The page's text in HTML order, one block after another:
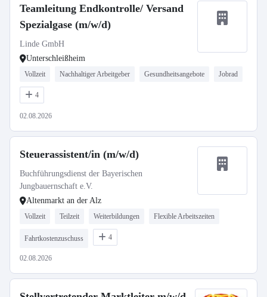
Teamleitung Endkontrolle/ Versand
Spezialgase (m/w/d)
Linde GmbH
Unterschleißheim
Vollzeit Nachhaltiger Arbeitgeber Gesundheitsangebote Jobrad
4
02.08.2026
Steuerassistent/in (m/w/d)
Buchführungsdienst der Bayerischen
Jungbauernschaft e.V.
Altenmarkt an der Alz
Vollzeit Teilzeit Weiterbildungen Flexible Arbeitszeiten
Fahrtkostenzuschuss 4
02.08.2026